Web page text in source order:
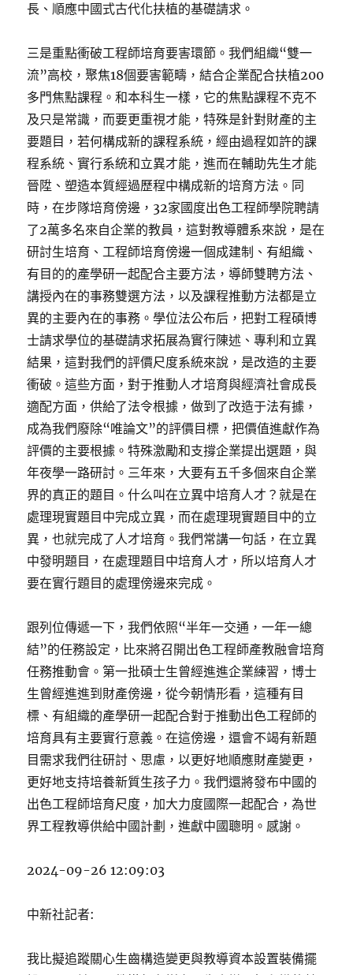
長、順應中國式古代化扶植的基礎請求。
三是重點衝破工程師培育要害環節。我們組織“雙一
流”高校，聚焦18個要害範疇，結合企業配合扶植200
多門焦點課程。和本科生一樣，它的焦點課程不克不
及只是常識，而要更重視才能，特殊是針對財產的主
要題目，若何構成新的課程系統，經由過程如許的課
程系統、實行系統和立異才能，進而在輔助先生才能
晉陞、塑造本質經過歷程中構成新的培育方法。同
時，在步隊培育傍邊，32家國度出色工程師學院聘請
了2萬多名來自企業的教員，這對教導體系來說，是在
研討生培育、工程師培育傍邊一個成建制、有組織、
有目的的產學研一起配合主要方法，導師雙聘方法、
講授內在的事務雙選方法，以及課程推動方法都是立
異的主要內在的事務。學位法公布后，把對工程碩博
士請求學位的基礎請求拓展為實行陳述、專利和立異
結果，這對我們的評價尺度系統來說，是改造的主要
衝破。這些方面，對于推動人才培育與經濟社會成長
適配方面，供給了法令根據，做到了改造于法有據，
成為我們廢除“唯論文”的評價目標，把價值進獻作為
評價的主要根據。特殊激勵和支撐企業提出選題，與
年夜學一路研討。三年來，大要有五千多個來自企業
界的真正的題目。什么叫在立異中培育人才？就是在
處理現實題目中完成立異，而在處理現實題目中的立
異，也就完成了人才培育。我們常講一句話，在立異
中發明題目，在處理題目中培育人才，所以培育人才
要在實行題目的處理傍邊來完成。
跟列位傳遞一下，我們依照“半年一交通，一年一總
結”的任務設定，比來將召開出色工程師產教融會培育
任務推動會。第一批碩士生曾經進進企業練習，博士
生曾經進進到財產傍邊，從今朝情形看，這種有目
標、有組織的產學研一起配合對于推動出色工程師的
培育具有主要實行意義。在這傍邊，還會不竭有新題
目需求我們往研討、思慮，以更好地順應財產變更，
更好地支持培養新質生孩子力。我們還將發布中國的
出色工程師培育尺度，加大力度國際一起配合，為世
界工程教導供給中國計劃，進獻中國聰明。感謝。
2024-09-26 12:09:03
中新社記者:
我比擬追蹤關心生齒構造變更與教導資本設置裝備擺